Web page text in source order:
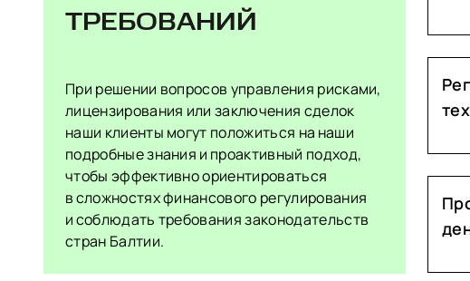
ТРЕБОВАНИЙ
При решении вопросов управления рисками,
лицензирования или заключения сделок
наши клиенты могут положиться на наши
подробные знания и проактивный подход,
чтобы эффективно ориентироваться
в сложностях финансового регулирования
и соблюдать требования законодательств
стран Балтии.